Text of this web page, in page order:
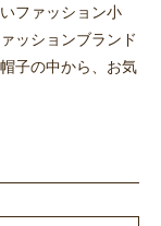
ファッション小
ッションブランド
子の中から、お気